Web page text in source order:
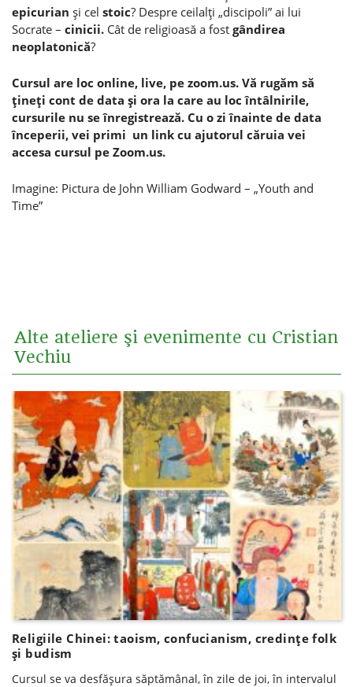
epicurian şi cel stoic? Despre ceilalţi „discipoli” ai lui
Socrate – cinicii. Cât de religioasă a fost gândirea
neoplatonică?
Cursul are loc online, live, pe zoom.us. Vă rugăm să
ţineţi cont de data şi ora la care au loc întâlnirile,
cursurile nu se înregistrează. Cu o zi înainte de data
începerii, vei primi un link cu ajutorul căruia vei
accesa cursul pe Zoom.us.
Imagine: Pictura de John William Godward – „Youth and
Time”
Alte ateliere şi evenimente cu Cristian
Vechiu
Religiile Chinei: taoism, confucianism, credințe folk
și budism
Cursul se va desfăşura săptămânal, în zile de joi, în intervalul